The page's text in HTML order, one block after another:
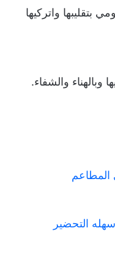
بتقليبها واتركيها
والشفاء.
المطاعم
التحضير